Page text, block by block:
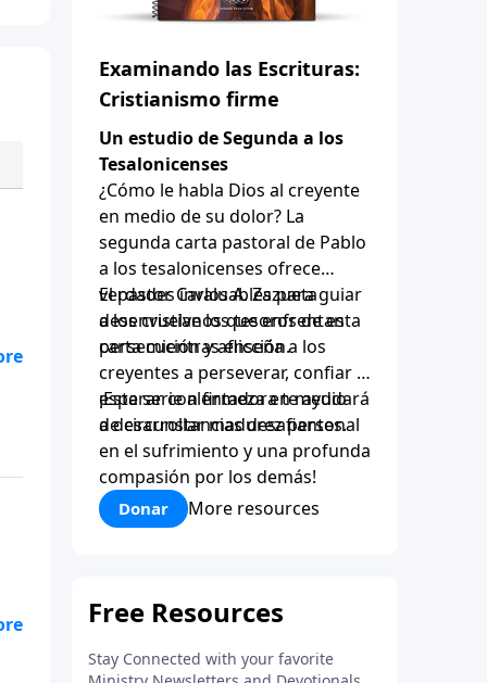
Examinando las Escrituras:
Cristianismo firme
Un estudio de Segunda a los
Tesalonicenses
¿Cómo le habla Dios al creyente
en medio de su dolor? La
segunda carta pastoral de Pablo
a los tesalonicenses ofrece
verdades invaluables para guiar
a los cristianos que enfrentan
persecución y aflicción.
El pastor Carlos A. Zazueta
desenvuelve los tesoros de esta
carta mientras enseña a los
creyentes a perseverar, confiar y
esperar con firmeza en medio
de circunstancias desafiantes.
¡Esta serie alentadora te ayudará
a desarrollar madurez personal
en el sufrimiento y una profunda
compasión por los demás!
Donar More resources